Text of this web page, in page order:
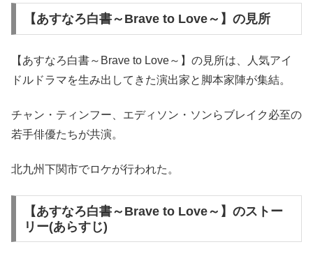
【あすなろ白書～Brave to Love～】の見所
【あすなろ白書～Brave to Love～】の見所は、人気アイ
ドルドラマを生み出してきた演出家と脚本家陣が集結。
チャン・ティンフー、エディソン・ソンらブレイク必至の
若手俳優たちが共演。
北九州下関市でロケが行われた。
【あすなろ白書～Brave to Love～】のストー
リー(あらすじ)